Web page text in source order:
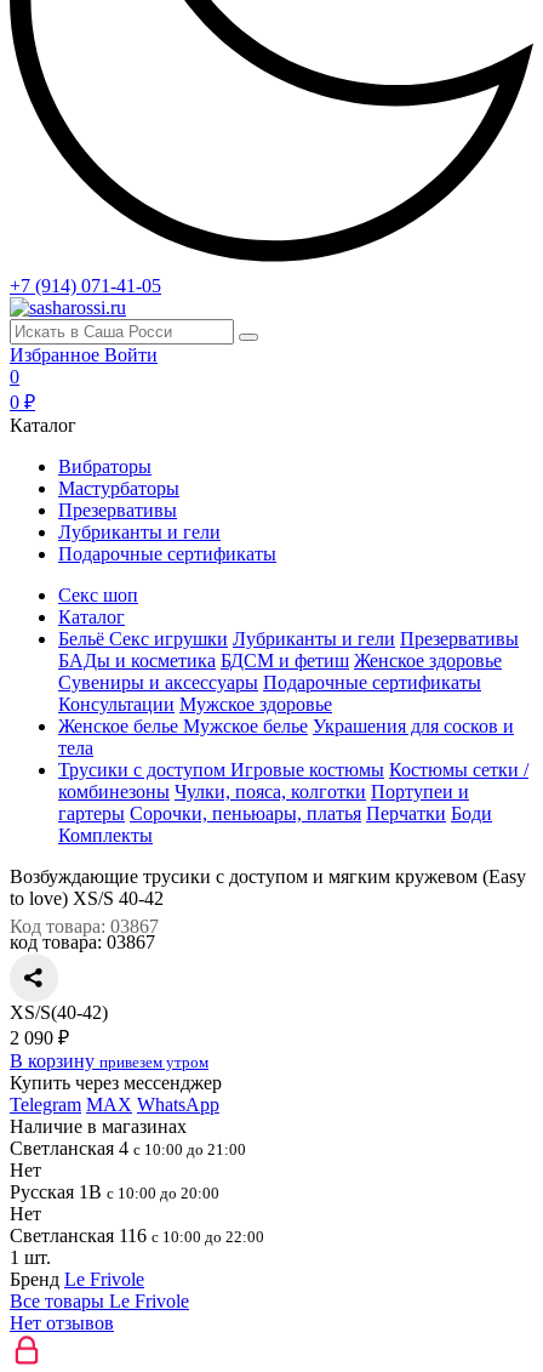
+7 (914) 071-41-05
Избранное Войти
0
0 ₽
Каталог
Вибраторы
Мастурбаторы
Презервативы
Лубриканты и гели
Подарочные сертификаты
Секс шоп
Каталог
Бельё Секс игрушки Лубриканты и гели Презервативы
БАДы и косметика БДСМ и фетиш Женское здоровье
Сувениры и аксессуары Подарочные сертификаты
Консультации Мужское здоровье
Женское белье Мужское белье Украшения для сосков и
тела
Трусики с доступом Игровые костюмы Костюмы сетки /
комбинезоны Чулки, пояса, колготки Портупеи и
гартеры Сорочки, пеньюары, платья Перчатки Боди
Комплекты
Возбуждающие трусики с доступом и мягким кружевом (Easy
to love) XS/S 40-42
Код товара: 03867
код товара: 03867
XS/S(40-42)
2 090 ₽
В корзину привезем утром
Купить через мессенджер
Telegram MAX WhatsApp
Наличие в магазинах
Светланская 4 с 10:00 до 21:00
Нет
Русская 1В с 10:00 до 20:00
Нет
Светланская 116 с 10:00 до 22:00
1 шт.
Бренд Le Frivole
Все товары Le Frivole
Нет отзывов